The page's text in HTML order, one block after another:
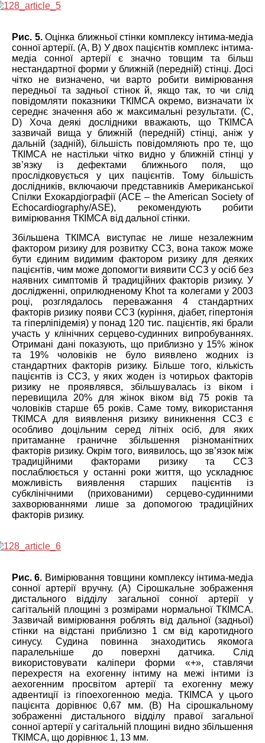
Рис. 5. Оцінка ближньої стінки комплексу інтима-медіа
сонної артерії. (А, В) У двох пацієнтів комплекс інтима-
медіа сонної артерії є значно товщим та більш
нестандартної форми у ближній (передній) стінці. Досі
чітко не визначено, чи варто робити вимірювання
передньої та задньої стінок й, якщо так, то чи слід
повідомляти показники ТКІМСА окремо, визначати їх
середнє значення або ж максимальні результати. (С,
D) Хоча деякі дослідники вважають, що ТКІМСА
зазвичай вища у ближній (передній) стінці, аніж у
дальній (задній), більшість повідомляють про те, що
ТКІМСА не настільки чітко видно у ближній стінці у
зв’язку із дефектами ближнього поля, що
прослідковується у цих пацієнтів. Тому більшість
дослідників, включаючи представників Американської
Спілки Ехокардіографії (АСЕ – the American Society of
Echocardiography/ASE), рекомендують робити
вимірювання ТКІМСА від дальної стінки.
Збільшена ТКІМСА виступає не лише незалежним
фактором ризику для розвитку ССЗ, вона також може
бути єдиним видимим фактором ризику для деяких
пацієнтів, чим може допомогти виявити ССЗ у осіб без
наявних симптомів й традиційних факторів ризику. У
дослідженні, оприлюдненому Khot та колегами у 2003
році, розглядалось переважання 4 стандартних
факторів ризику появи ССЗ (куріння, діабет, гіпертонія
та гіперліпідемія) у понад 120 тис. пацієнтів, які брали
участь у клінічних серцево-судинних випробуваннях.
Отримані дані показують, що приблизно у 15% жінок
та 19% чоловіків не було виявлено жодних із
стандартних факторів ризику. Більше того, кількість
пацієнтів із ССЗ, у яких жоден із чотирьох факторів
ризику не проявлявся, збільшувалась із віком і
перевищила 20% для жінок віком від 75 років та
чоловіків старше 65 років. Саме тому, використання
ТКІМСА для виявлення ризику виникнення ССЗ є
особливо доцільним серед літніх осіб, для яких
притаманне граничне збільшення різноманітних
факторів ризику. Окрім того, виявилось, що зв’язок між
традиційними факторами ризику та ССЗ
послаблюється у останні роки життя, що ускладнює
можливість виявлення старших пацієнтів із
субклінічними (прихованими) серцево-судинними
захворюваннями лише за допомогою традиційних
факторів ризику.
Рис. 6. Вимірювання товщини комплексу інтима-медіа
сонної артерії вручну. (А) Сірошкальне зображення
дистального відділу загальної сонної артерії у
сагітальній площині з розмірами нормальної ТКІМСА.
Зазвичай вимірювання роблять від дальної (задньої)
стінки на відстані приблизно 1 см від каротидного
синусу. Судина повинна знаходитись якомога
паралельніше до поверхні датчика. Слід
використовувати каліпери форми «+», ставлячи
перехрестя на ехогенну інтиму на межі інтими із
аехогенним просвітом артерії та ехогенну межу
адвентиції із гіпоехогенною медіа. ТКІМСА у цього
пацієнта дорівнює 0,67 мм. (В) На сірошкальному
зображенні дистального відділу правої загальної
сонної артерії у сагітальній площині видно збільшення
ТКІМСА, що дорівнює 1, 13 мм.